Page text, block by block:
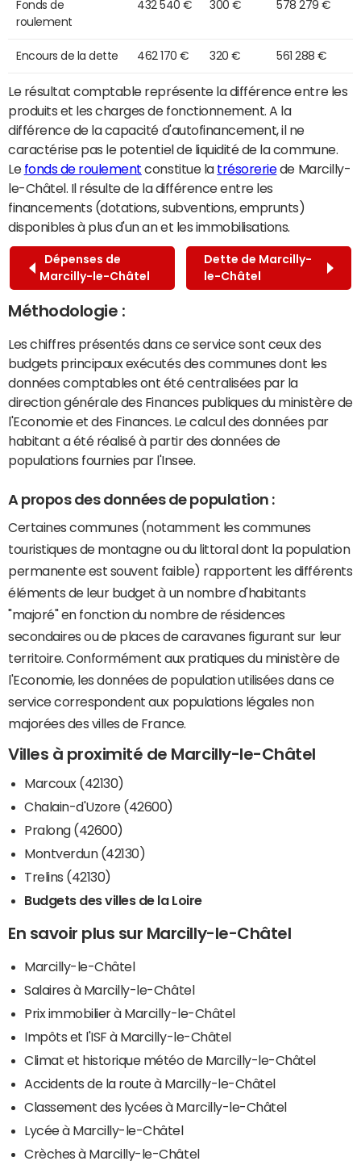
Fonds de
roulement
432 540 € 300 € 578 279 €
Encours de la dette 462 170 € 320 € 561 288 €
Le résultat comptable représente la différence entre les
produits et les charges de fonctionnement. A la
différence de la capacité d'autofinancement, il ne
caractérise pas le potentiel de liquidité de la commune.
Le fonds de roulement constitue la trésoreriede Marcilly-
le-Châtel. Il résulte de la différence entre les
financements (dotations, subventions, emprunts)
disponibles à plus d'un an et les immobilisations.
Dépenses de
Marcilly-le-Châtel
Dette de Marcilly-
le-Châtel
Méthodologie :
Les chiffres présentés dans ce service sont ceux des
budgets principaux exécutés des communes dont les
données comptables ont été centralisées par la
direction générale des Finances publiques du ministère de
l'Economie et des Finances. Le calcul des données par
habitant a été réalisé à partir des données de
populations fournies par l'Insee.
A propos des données de population :
Certaines communes (notamment les communes
touristiques de montagne ou du littoral dont la population
permanente est souvent faible) rapportent les différents
éléments de leur budget à un nombre d'habitants
"majoré" en fonction du nombre de résidences
secondaires ou de places de caravanes figurant sur leur
territoire. Conformément aux pratiques du ministère de
l'Economie, les données de population utilisées dans ce
service correspondent aux populations légales non
majorées des villes de France.
Villes à proximité de Marcilly-le-Châtel
Marcoux (42130)
Chalain-d'Uzore (42600)
Pralong (42600)
Montverdun (42130)
Trelins (42130)
Budgets des villes de la Loire
En savoir plus sur Marcilly-le-Châtel
Marcilly-le-Châtel
Salaires à Marcilly-le-Châtel
Prix immobilier à Marcilly-le-Châtel
Impôts et l'ISF à Marcilly-le-Châtel
Climat et historique météo de Marcilly-le-Châtel
Accidents de la route à Marcilly-le-Châtel
Classement des lycées à Marcilly-le-Châtel
Lycée à Marcilly-le-Châtel
Crèches à Marcilly-le-Châtel